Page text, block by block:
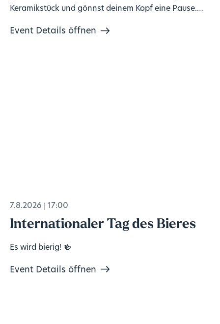
Keramikstück und gönnst deinem Kopf eine Pause.
Event Details öffnen
7.8.2026 17:00
Internationaler Tag des Bieres
Es wird bierig! 🍻
Event Details öffnen